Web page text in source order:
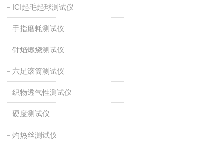
ICI起毛起球测试仪
手指磨耗测试仪
针焰燃烧测试仪
六足滚筒测试仪
织物透气性测试仪
硬度测试仪
灼热丝测试仪